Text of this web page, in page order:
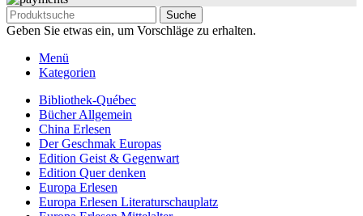
Suche
Geben Sie etwas ein, um Vorschläge zu erhalten.
Menü
Kategorien
Bibliothek-Québec
Bücher Allgemein
China Erlesen
Der Geschmak Europas
Edition Geist & Gegenwart
Edition Quer denken
Europa Erlesen
Europa Erlesen Literaturschauplatz